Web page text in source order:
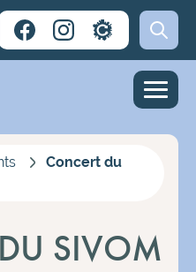
Concert du
SIVOM